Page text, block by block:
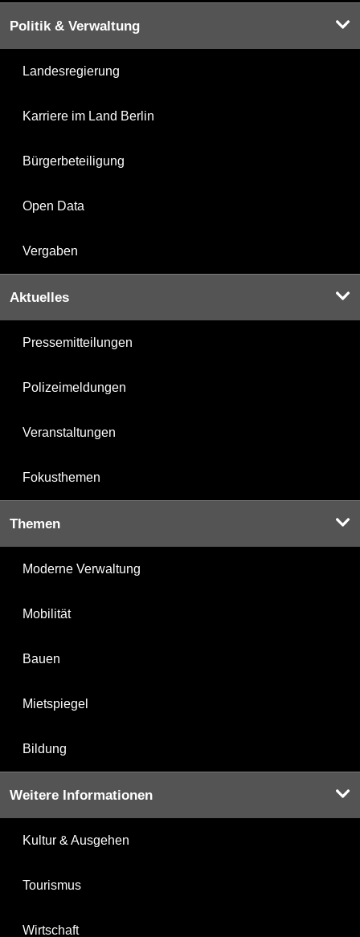
Politik & Verwaltung
Landesregierung
Karriere im Land Berlin
Bürgerbeteiligung
Open Data
Vergaben
Aktuelles
Pressemitteilungen
Polizeimeldungen
Veranstaltungen
Fokusthemen
Themen
Moderne Verwaltung
Mobilität
Bauen
Mietspiegel
Bildung
Weitere Informationen
Kultur & Ausgehen
Tourismus
Wirtschaft